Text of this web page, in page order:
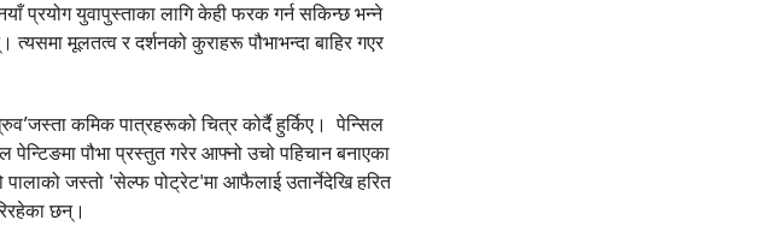
प्रयोग युवापुस्ताका लागि केही फरक गर्न सकिन्छ भन्ने
मूलतत्व र दर्शनको कुराहरू पौभाभन्दा बाहिर गएर
कमिक पात्रहरूको चित्र कोर्दै हुर्किए। पेन्सिल
पौभा प्रस्तुत गरेर आफ्नो उचो पहिचान बनाएका
जस्तो 'सेल्फ पोट्रेट'मा आफैलाई उतार्नेदेखि हरित
छन्।